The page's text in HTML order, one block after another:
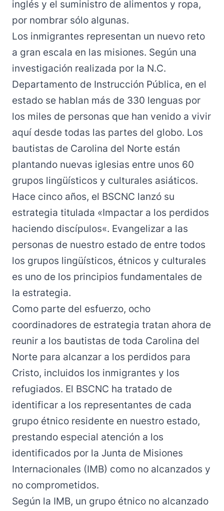
inglés y el suministro de alimentos y ropa,
por nombrar sólo algunas.
Los inmigrantes representan un nuevo reto
a gran escala en las misiones. Según una
investigación realizada por la N.C.
Departamento de Instrucción Pública, en el
estado se hablan más de 330 lenguas por
los miles de personas que han venido a vivir
aquí desde todas las partes del globo. Los
bautistas de Carolina del Norte están
plantando nuevas iglesias entre unos 60
grupos lingüísticos y culturales asiáticos.
Hace cinco años, el BSCNC lanzó su
estrategia titulada «Impactar a los perdidos
haciendo discípulos«. Evangelizar a las
personas de nuestro estado de entre todos
los grupos lingüísticos, étnicos y culturales
es uno de los principios fundamentales de
la estrategia.
Como parte del esfuerzo, ocho
coordinadores de estrategia tratan ahora de
reunir a los bautistas de toda Carolina del
Norte para alcanzar a los perdidos para
Cristo, incluidos los inmigrantes y los
refugiados. El BSCNC ha tratado de
identificar a los representantes de cada
grupo étnico residente en nuestro estado,
prestando especial atención a los
identificados por la Junta de Misiones
Internacionales (IMB) como no alcanzados y
no comprometidos.
Según la IMB, un grupo étnico no alcanzado